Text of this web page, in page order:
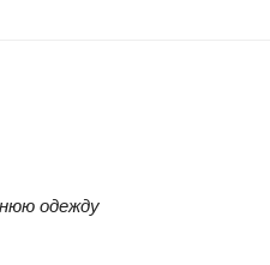
одежду